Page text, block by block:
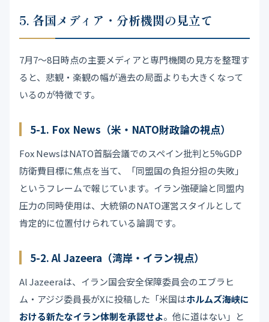
5. 各国メディア・分析機関の見立て
7月7〜8日時点の主要メディアと専門機関の見方を整理す
ると、悲観・楽観の幅が過去の局面よりも大きくなって
いるのが特徴です。
5-1. Fox News（米・NATO財政論の視点）
Fox NewsはNATO首脳会議でのスペイン批判と5%GDP
防衛費目標に焦点を当て、「同盟国の負担分担の失敗」
というフレームで報じています。イラン強硬論と同盟内
圧力の同時使用は、大統領のNATO運営スタイルとして
肯定的に位置付けられている論調です。
5-2. Al Jazeera（湾岸・イラン視点）
Al Jazeeraは、イラン国会安全保障委員会のエブラヒ
ム・アジジ委員長がXに投稿した「米国はホルムズ海峡に
おける新たなイラン体制を承認せよ。他に道はない」と